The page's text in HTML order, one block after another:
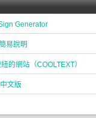
Generator
易說明
的網站（COOLTEXT）
文版